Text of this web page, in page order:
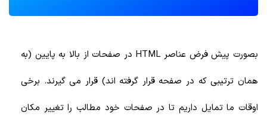
بصورت پیش فرض عناصر HTML در صفحات از بالا به پایین (به
همان ترتیبی که در صفحه قرار گرفته اند) قرار می گیرند. برخی
اوقات ما تمایل داریم تا در صفحات خود مطالب را تغییر مکان